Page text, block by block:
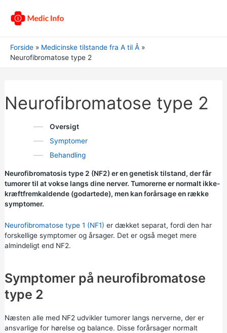
Forside
Medicinske tilstande fra A til Å
Neurofibromatose type 2
Neurofibromatose type 2
Oversigt
Symptomer
Behandling
Neurofibromatosis type 2 (NF2) er en genetisk tilstand, der får
tumorer til at vokse langs dine nerver. Tumorerne er normalt ikke-
kræftfremkaldende (godartede), men kan forårsage en række
symptomer.
Neurofibromatose type 1 (NF1) er dækket separat, fordi den har
forskellige symptomer og årsager. Det er også meget mere
almindeligt end NF2.
Symptomer på neurofibromatose
type 2
Næsten alle med NF2 udvikler tumorer langs nerverne, der er
ansvarlige for hørelse og balance. Disse forårsager normalt